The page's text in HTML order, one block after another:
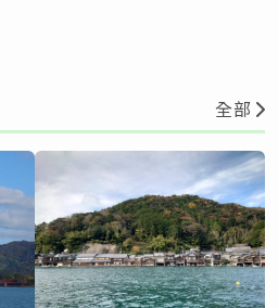
全部